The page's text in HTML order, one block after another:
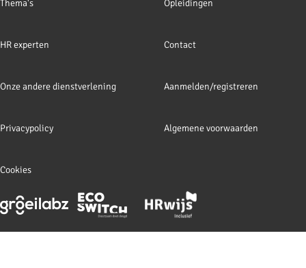
Thema's Opleidingen
HR experten Contact
Onze andere dienstverlening Aanmelden/registreren
Privacypolicy Algemene voorwaarden
Cookies